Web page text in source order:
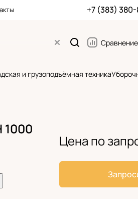
+7 (383)
Сравнение
и грузоподъёмная техника
1000
Цена по